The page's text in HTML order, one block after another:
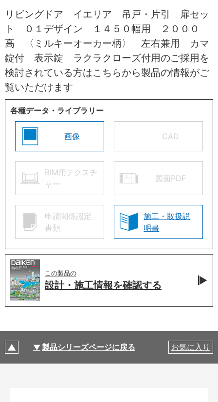
リビングドア イエリア 吊戸・片引 扉セッ
ト ０１デザイン １４５０幅用 ２０００
高 〈ミルキーオーカー柄〉 左右兼用 カマ
錠付 表示錠 ラクラクローズ付用のご採用を
検討されている方はこちらから製品の情報がご
覧いただけます
各種データ・ライブラリー
画像 CAD
BIM用テクスチ
ャー
図面PDF
申請関係認定
書類
施工・取扱説
明書
この製品の
設計・施工情報を確認する
製品シリーズページに戻る お気に入り